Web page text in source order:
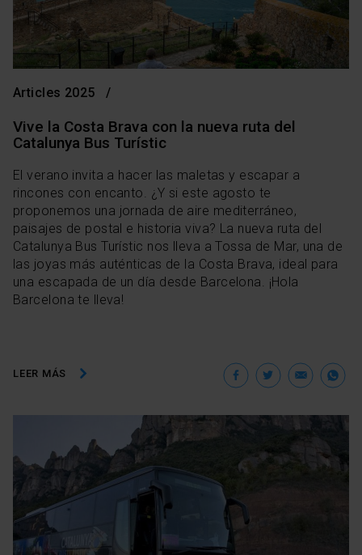
Articles 2025
Vive la Costa Brava con la nueva ruta del
Catalunya Bus Turístic
El verano invita a hacer las maletas y escapar a
rincones con encanto. ¿Y si este agosto te
proponemos una jornada de aire mediterráneo,
paisajes de postal e historia viva? La nueva ruta del
Catalunya Bus Turístic nos lleva a Tossa de Mar, una de
las joyas más auténticas de la Costa Brava, ideal para
una escapada de un día desde Barcelona. ¡Hola
Barcelona te lleva!
LEER MÁS Facebook
Twitter